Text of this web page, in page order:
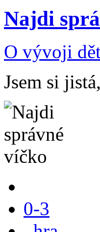
Najdi
O vývoji
Jsem si
0-3